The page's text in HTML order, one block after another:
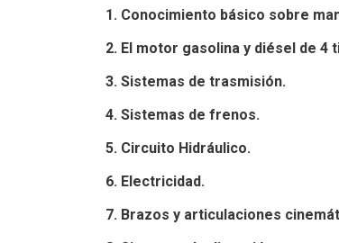
1. Conocimiento básico sobre
2. El motor gasolina y diésel de 4
3. Sistemas de trasmisión.
4. Sistemas de frenos.
5. Circuito Hidráulico.
6. Electricidad.
7. Brazos y articulaciones